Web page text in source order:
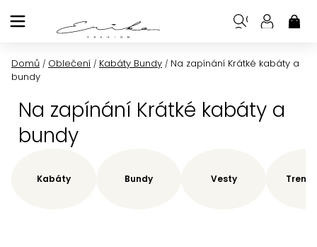
na
Domů / Oblečení / Kabáty Bundy / Na zapínání Krátké kabáty a
bundy
Na zapínání Krátké kabáty a
bundy
Kabáty Bundy Vesty